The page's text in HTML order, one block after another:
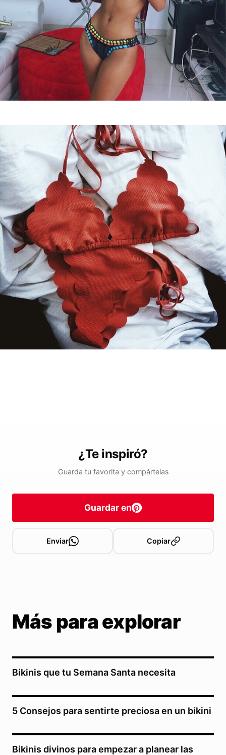
¿Te inspiró?
Guarda tu favorita y compártelas
Guardar en
Enviar Copiar
Más para explorar
Bikinis que tu Semana Santa necesita
5 Consejos para sentirte preciosa en un bikini
Bikinis divinos para empezar a planear las